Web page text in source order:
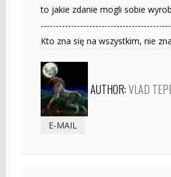
to jakie zdanie mogli sobie
Kto zna się na wszystkim, nie
AUTHOR:VLAD
E-MAIL